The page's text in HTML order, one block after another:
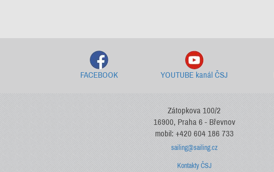
FACEBOOK YOUTUBE kanál ČSJ
Zátopkova 100/2
16900, Praha 6 - Břevnov
mobil: +420 604 186 733
sailing@sailing.cz
Kontakty ČSJ